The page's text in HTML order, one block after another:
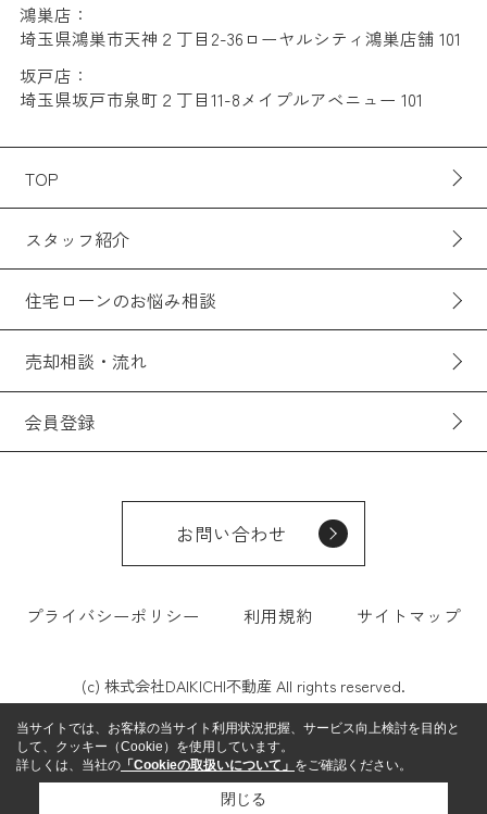
鴻巣店：
埼玉県鴻巣市天神２丁目2-36ローヤルシティ鴻巣店舗 101
坂戸店：
埼玉県坂戸市泉町２丁目11-8メイプルアベニュー 101
TOP
スタッフ紹介
住宅ローンのお悩み相談
売却相談・流れ
会員登録
お問い合わせ
プライバシーポリシー 利用規約 サイトマップ
(c) 株式会社DAIKICHI不動産 All rights reserved.
当サイトでは、お客様の当サイト利用状況把握、サービス向上検討を目的と
して、クッキー（Cookie）を使用しています。
詳しくは、当社の 「Cookieの取扱いについて」 をご確認ください。
閉じる